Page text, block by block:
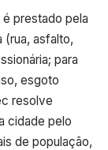
prestado pela
(rua, asfalto,
para
esgoto
resolve
cidade pelo
de população,